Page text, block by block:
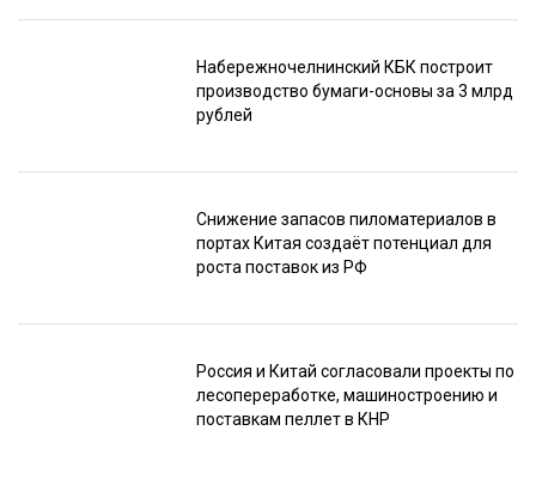
Набережночелнинский КБК построит
производство бумаги-основы за 3 млрд
рублей
Снижение запасов пиломатериалов в
портах Китая создаёт потенциал для
роста поставок из РФ
Россия и Китай согласовали проекты по
лесопереработке, машиностроению и
поставкам пеллет в КНР